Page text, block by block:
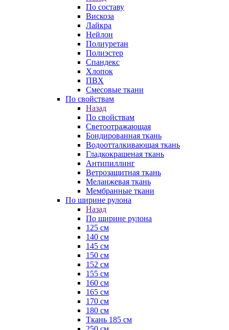
По составу
Вискоза
Лайкра
Нейлон
Полиуретан
Полиэстер
Спандекс
Хлопок
ПВХ
Смесовые ткани
По свойствам
Назад
По свойствам
Светоотражающая
Бондированная ткань
Водоотталкивающая ткань
Гладкокрашеная ткань
Антипиллинг
Ветрозащитная ткань
Меланжевая ткань
Мембранные ткани
По ширине рулона
Назад
По ширине рулона
125 см
140 см
145 см
150 см
152 см
155 см
160 см
165 см
170 см
180 см
Ткань 185 см